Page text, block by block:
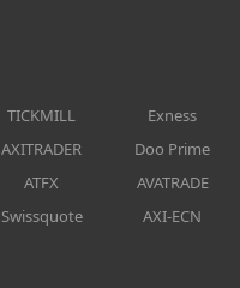
TICKMILL
Exness
AXITRADER
Doo Prime
ATFX
AVATRADE
Swissquote AXI-ECN